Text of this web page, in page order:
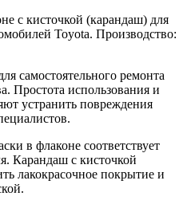
с кисточкой (карандаш) для
Toyota. Производство:
самостоятельного ремонта
Простота использования и
устранить повреждения
в флаконе соответствует
Карандаш с кисточкой
лакокрасочное покрытие и